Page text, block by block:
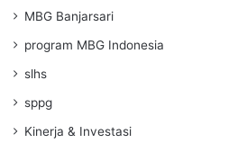
MBG Banjarsari
program MBG Indonesia
slhs
sppg
Kinerja & Investasi